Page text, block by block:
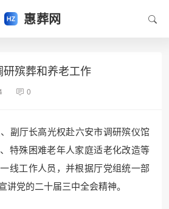
惠葬网
殡葬和养老工作
0
副厅长高光权赴六安市调研殡仪馆
特殊困难老年人家庭适老化改造等
线工作人员，并根据厅党组统一部
讲党的二十届三中全会精神。